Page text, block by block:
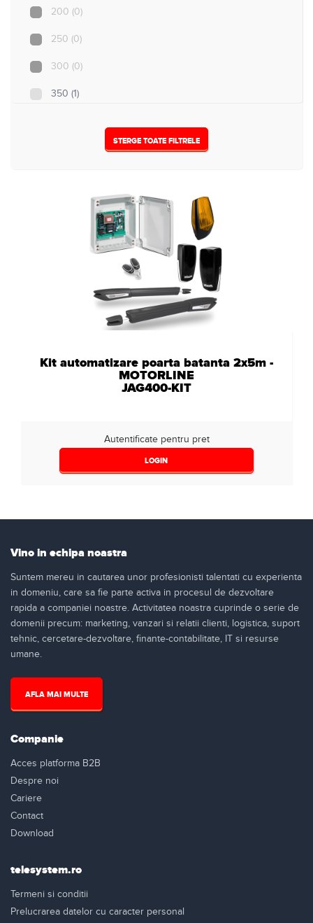
5(0)
200 (0)
250 (0)
300 (0)
350 (1)
STERGE TOATE FILTRELE
Kit automatizare poarta batanta 2x5m -
MOTORLINE
JAG400-KIT
Autentificate pentru pret
LOGIN
Vino in echipa noastra
Suntem mereu in cautarea unor profesionisti talentati cu experienta
in domeniu, care sa fie parte activa in procesul de dezvoltare
rapida a companiei noastre. Activitatea noastra cuprinde o serie de
domenii precum: marketing, vanzari si relatii clienti, logistica, suport
tehnic, cercetare-dezvoltare, finante-contabilitate, IT si resurse
umane.
AFLA MAI MULTE
Companie
Acces platforma B2B
Despre noi
Cariere
Contact
Download
telesystem.ro
Termeni si conditii
Prelucrarea datelor cu caracter personal